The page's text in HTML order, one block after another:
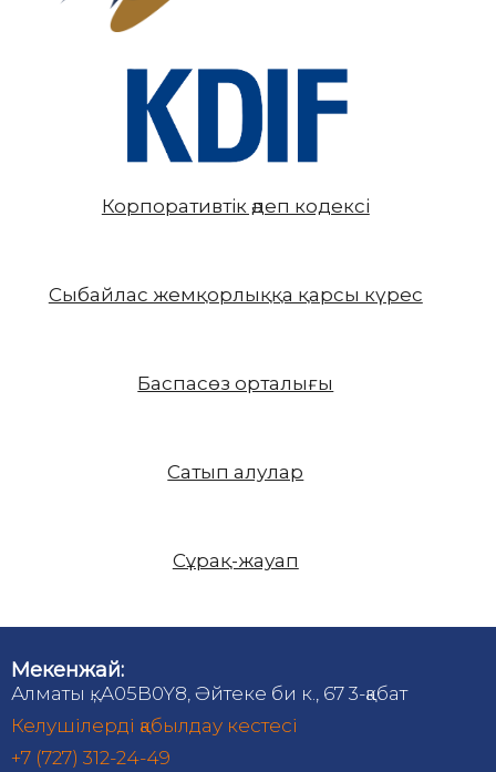
Корпоративтік әдеп кодексі
Сыбайлас жемқорлыққа қарсы күрес
Баспасөз орталығы
Сатып алулар
Сұрақ-жауап
Мекенжай:
Алматы қ., A05B0Y8, Әйтеке би к., 67 3-қабат
Келушілерді қабылдау кестесі
+7 (727) 312-24-49